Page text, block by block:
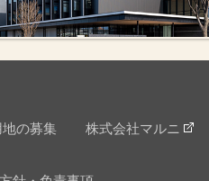
の募集
株式会社マルニ